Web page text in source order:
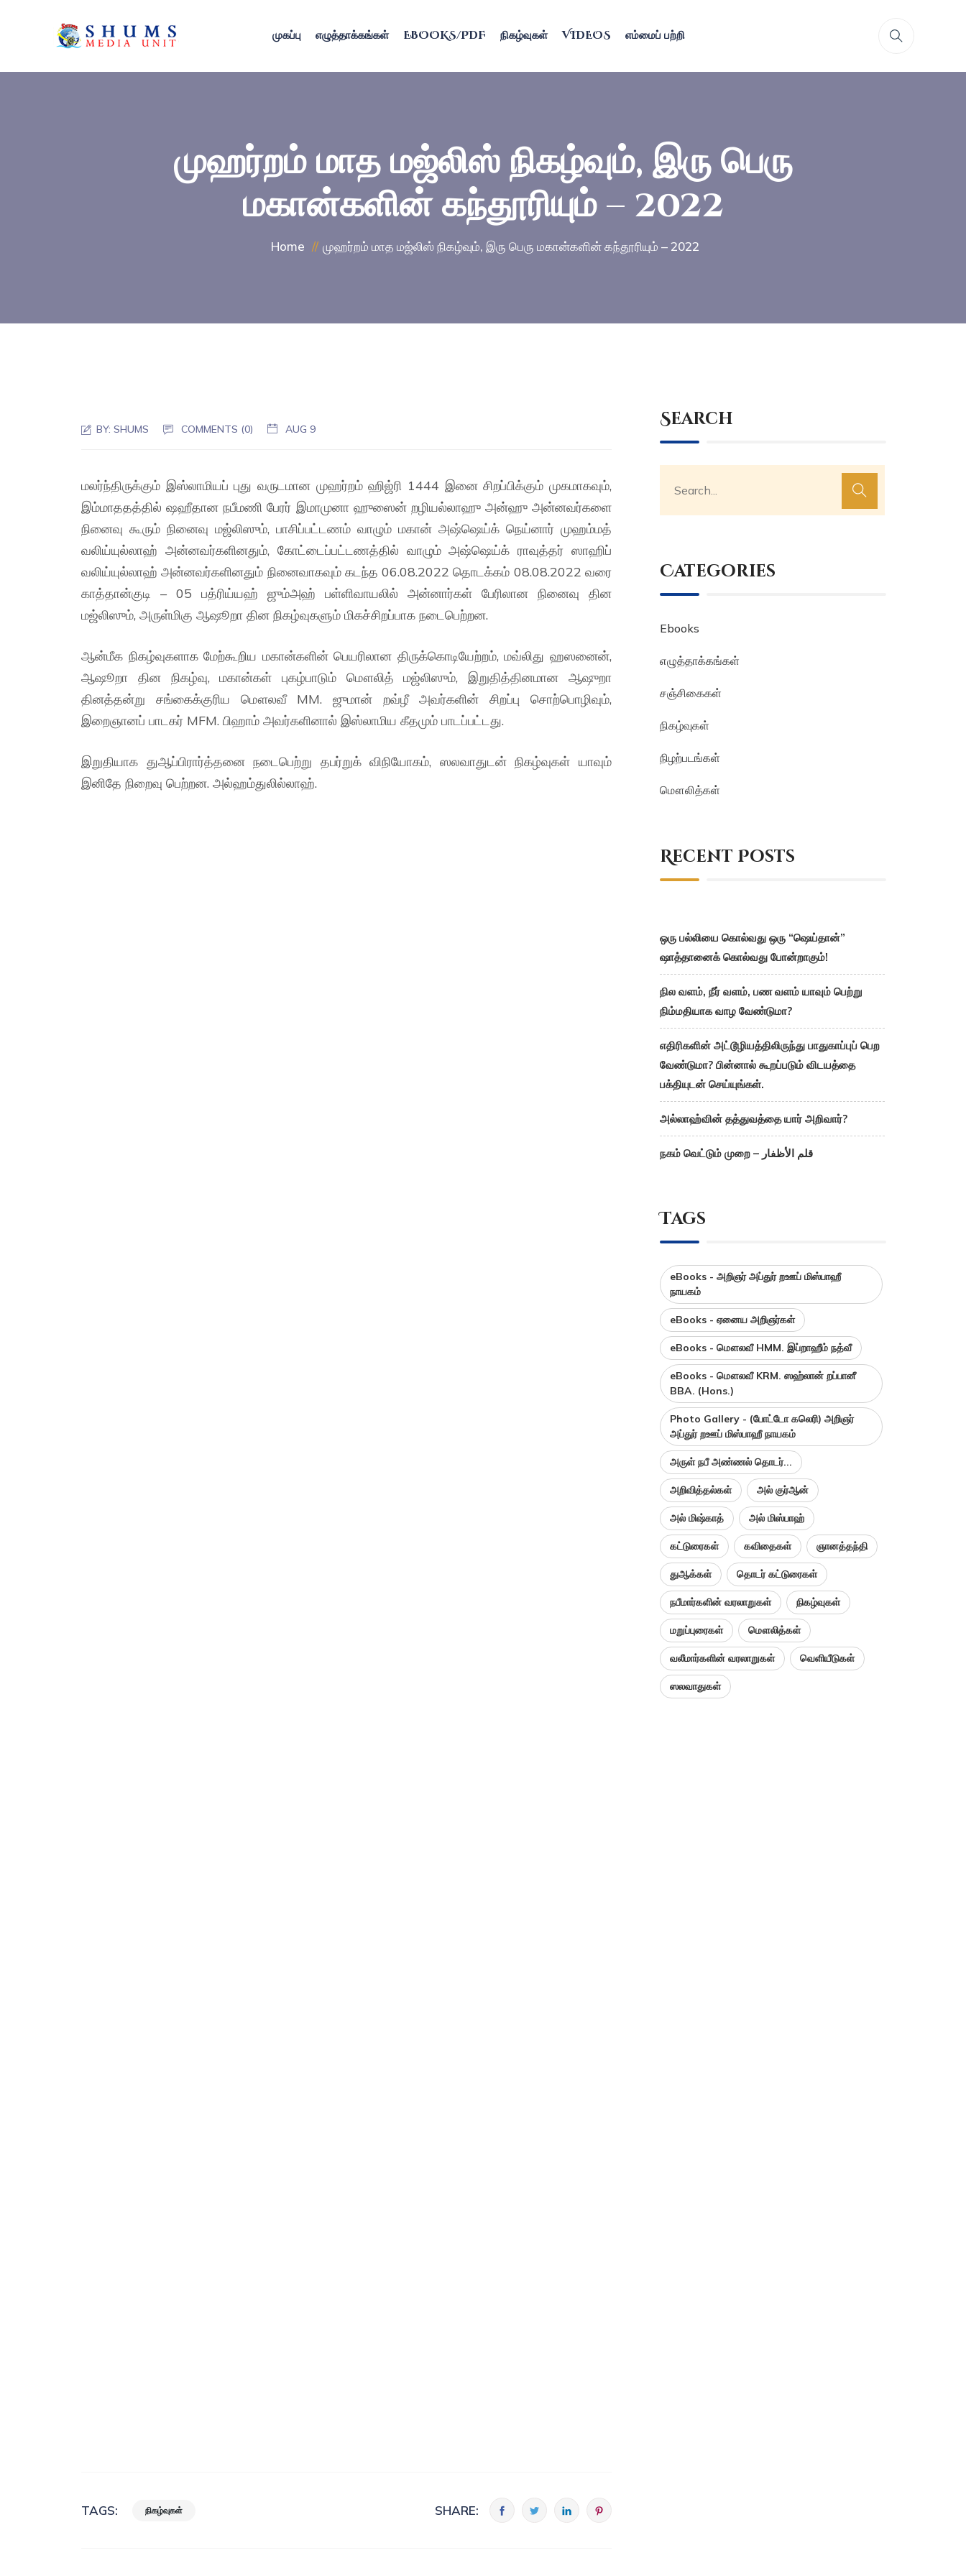
முகப்பு எழுத்தாக்கங்கள் EBOOKS/PDF நிகழ்வுகள் VIDEOS எம்மைப் பற்றி
முஹர்றம் மாத மஜ்லிஸ் நிகழ்வும், இரு பெரு
மகான்களின் கந்தூரியும் – 2022
Home முஹர்றம் மாத மஜ்லிஸ் நிகழ்வும், இரு பெரு மகான்களின் கந்தூரியும் – 2022
BY:SHUMS COMMENTS (0) AUG 9
மலர்ந்திருக்கும் இஸ்லாமியப் புது வருடமான முஹர்றம் ஹிஜ்ரி 1444 இனை சிறப்பிக்கும் முகமாகவும்,
இம்மாததத்தில் ஷஹீதான நபீமணி பேரர் இமாமுனா ஹுஸைன் றழியல்லாஹு அன்ஹு அன்னவர்களை
நினைவு கூரும் நினைவு மஜ்லிஸும், பாசிப்பட்டணம் வாழும் மகான் அஷ்ஷெய்க் நெய்னார் முஹம்மத்
வலிய்யுல்லாஹ் அன்னவர்களினதும், கோட்டைப்பட்டணத்தில் வாழும் அஷ்ஷெய்க் ராவுத்தர் ஸாஹிப்
வலிய்யுல்லாஹ் அன்னவர்களினதும் நினைவாகவும் கடந்த 06.08.2022 தொடக்கம் 08.08.2022 வரை
காத்தான்குடி – 05 பத்ரிய்யஹ் ஜும்அஹ் பள்ளிவாயலில் அன்னார்கள் பேரிலான நினைவு தின
மஜ்லிஸும், அருள்மிகு ஆஷூறா தின நிகழ்வுகளும் மிகச்சிறப்பாக நடைபெற்றன.
ஆன்மீக நிகழ்வுகளாக மேற்கூறிய மகான்களின் பெயரிலான திருக்கொடியேற்றம், மவ்லிது ஹஸனைன்,
ஆஷூறா தின நிகழ்வு, மகான்கள் புகழ்பாடும் மௌலித் மஜ்லிஸும், இறுதித்தினமான ஆஷுறா
தினத்தன்று சங்கைக்குரிய மௌலவீ MM. ஜுமான் றவ்ழீ அவர்களின் சிறப்பு சொற்பொழிவும்,
இறைஞானப் பாடகர் MFM. பிஹாம் அவர்களினால் இஸ்லாமிய கீதமும் பாடப்பட்டது.
இறுதியாக துஆப்பிரார்த்தனை நடைபெற்று தபர்றுக் விநியோகம், ஸலவாதுடன் நிகழ்வுகள் யாவும்
இனிதே நிறைவு பெற்றன. அல்ஹம்துலில்லாஹ்.
TAGS: நிகழ்வுகள் SHARE:
Search
Categories
Ebooks
எழுத்தாக்கங்கள்
சஞ்சிகைகள்
நிகழ்வுகள்
நிழற்படங்கள்
மௌலித்கள்
Recent Posts
ஒரு பல்லியை கொல்வது ஒரு “ஷெய்தான்”
ஷாத்தானைக் கொல்வது போன்றாகும்!
நில வளம், நீர் வளம், பண வளம் யாவும் பெற்று
நிம்மதியாக வாழ வேண்டுமா?
எதிரிகளின் அட்டூழியத்திலிருந்து பாதுகாப்புப் பெற
வேண்டுமா? பின்னால் கூறப்படும் விடயத்தை
பக்தியுடன் செய்யுங்கள்.
அல்லாஹ்வின் தத்துவத்தை யார் அறிவார்?
நகம் வெட்டும் முறை – قلم الأظفار
Tags
eBooks - அறிஞர் அப்துர் றஊப் மிஸ்பாஹீ
நாயகம்
eBooks - ஏனைய அறிஞர்கள்
eBooks - மௌலவீ HMM. இப்றாஹீம் நத்வீ
eBooks - மௌலவீ KRM. ஸஹ்லான் றப்பானீ
BBA. (Hons.)
Photo Gallery - (போட்டோ கலெரி) அறிஞர்
அப்துர் றஊப் மிஸ்பாஹீ நாயகம்
அருள் நபீ அண்ணல் தொடர்...
அறிவித்தல்கள் அல் குர்ஆன்
அல் மிஷ்காத் அல் மிஸ்பாஹ்
கட்டுரைகள் கவிதைகள் ஞானத்தந்தி
துஆக்கள் தொடர் கட்டுரைகள்
நபீமார்களின் வரலாறுகள் நிகழ்வுகள்
மறுப்புரைகள் மௌலித்கள்
வலீமார்களின் வரலாறுகள் வெளியீடுகள்
ஸலவாதுகள்